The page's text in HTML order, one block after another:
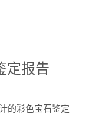
定报告
的彩色宝石鉴定